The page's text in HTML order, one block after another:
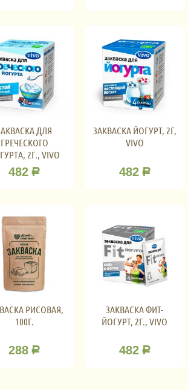
ДЛЯ
ГРЕЧЕСКОГО
2Г., VIVO
482 Р
ЗАКВАСКА ЙОГУРТ, 2Г,
VIVO
482 Р
РИСОВАЯ,
100Г.
288 Р
ЗАКВАСКА ФИТ-
ЙОГУРТ, 2Г., VIVO
482 Р